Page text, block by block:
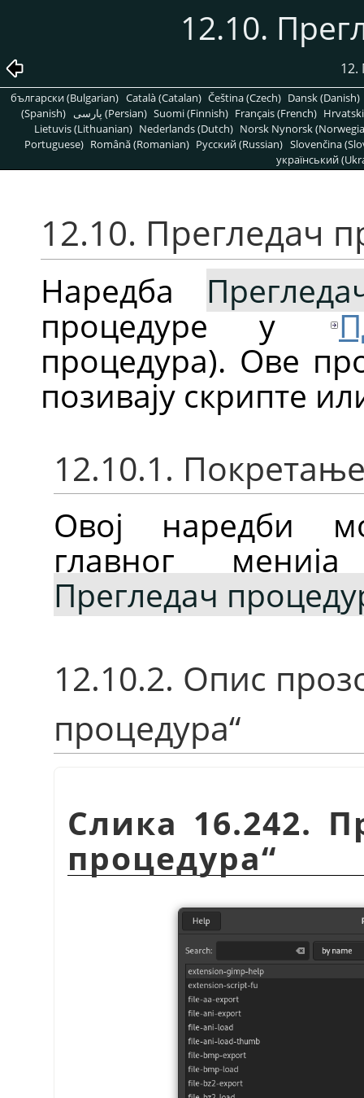
12.10.
български (Bulgarian) Català (Catalan) Čeština (Czech) Dansk (Danish)
(Spanish)
پارسی (Persian) Suomi (Finnish) Français (French)
Lietuvis (Lithuanian) Nederlands (Dutch) Norsk Nynorsk
Portuguese) Română (Romanian) Pусский (Russian) Slovenčina
український
12.10. Прегледач
Наредба
процедуре у
процедура). Ове
позивају скрипте
12.10.1.
Овој наредби
главног
Прегледач
12.10.2. Опис
процедура“
Слика 16.242.
процедура“